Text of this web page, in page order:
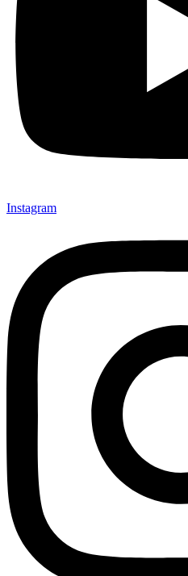
Instagram